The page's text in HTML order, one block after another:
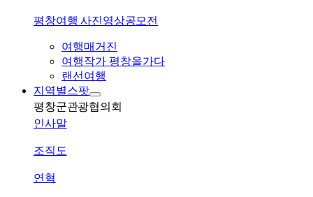
평창여행 사진영상공모전
여행매거진
여행작가 평창을가다
랜선여행
지역별스팟
평창군관광협의회
인사말
조직도
연혁